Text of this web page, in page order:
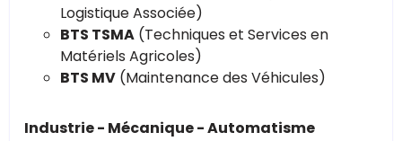
Logistique Associée)
BTS TSMA (Techniques et Services en
Matériels Agricoles)
BTS MV (Maintenance des Véhicules)
Industrie - Mécanique - Automatisme